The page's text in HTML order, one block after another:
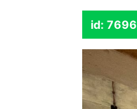
id: 7696